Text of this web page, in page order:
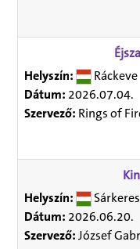
Helyszín:
Ráckeve
Dátum: 2026.07.04.
Szervező: Rings of
Helyszín:
Dátum: 2026.06.20.
Szervező:József